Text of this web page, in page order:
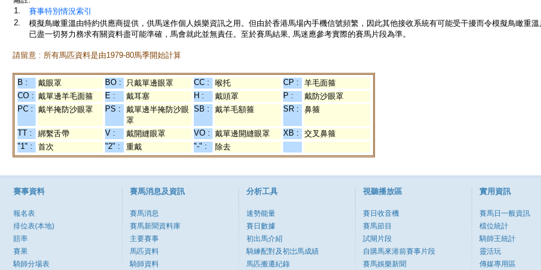
1.
賽事特別情況索引
2.
模擬鳥瞰重溫由特約供應商提供，供馬迷作個人娛樂資訊之用。但由於香港馬場內手機信號頻繁，因此其他接收系統有可能受干擾而令模擬鳥瞰重
已盡一切努力務求有關資料盡可能準確，馬會就此並無責任。至於賽馬結果, 馬迷應參考實際的賽馬片段為準。
請留意 : 所有馬匹資料是由1979-80馬季開始計算
B : 戴眼罩 BO : 只戴單邊眼罩 CC : 喉托 CP :
羊毛面箍
CO : 戴單邊羊毛面箍 E : 戴耳塞 H : 戴頭罩 P :
戴防沙眼罩
PC : 戴半掩防沙眼罩 PS :
戴單邊半掩防沙眼
罩
SB : 戴羊毛額箍 SR : 鼻箍
TT : 綁繫舌帶 V : 戴開縫眼罩 VO : 戴單邊開縫眼罩 XB :
交叉鼻箍
"1" :
首次 "2" : 重戴 "-" : 除去
賽事資料
報名表
排位表(本地)
賠率
賽果
騎師分場表
賽馬消息及資訊
賽馬消息
賽馬新聞資料庫
主要賽事
馬匹資料
騎師資料
分析工具
速勢能量
賽日數據
初出馬介紹
騎練配對及初岀馬成績
馬匹搬遷紀錄
視聽播放區
賽日收音機
賽馬節目
試閘片段
自購馬來港前賽事片段
賽馬娛樂新聞
實用資訊
賽馬日一般資訊
檔位統計
騎師王統計
靈活玩
傳媒專用區